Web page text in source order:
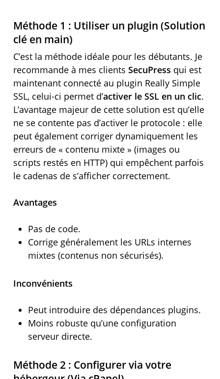
Méthode 1 : Utiliser un plugin (Solution
clé en main)
C’est la méthode idéale pour les débutants. Je
recommande à mes clients SecuPress qui est
maintenant connecté au plugin Really Simple
SSL, celui-ci permet d’activer le SSL en un clic.
L’avantage majeur de cette solution est qu’elle
ne se contente pas d’activer le protocole : elle
peut également corriger dynamiquement les
erreurs de « contenu mixte » (images ou
scripts restés en HTTP) qui empêchent parfois
le cadenas de s’afficher correctement.
Avantages
Pas de code.
Corrige généralement les URLs internes
mixtes (contenus non sécurisés).
Inconvénients
Peut introduire des dépendances plugins.
Moins robuste qu’une configuration
serveur directe.
Méthode 2 : Configurer via votre